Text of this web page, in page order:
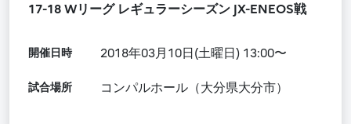
17-18 Wリーグ レギュラーシーズン JX-ENEOS戦
開催日時 2018年03月10日(土曜日) 13:00〜
試合場所 コンパルホール（大分県大分市）